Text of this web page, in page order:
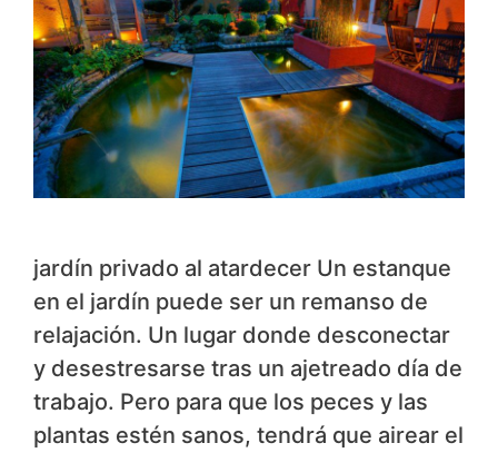
jardín privado al atardecer Un estanque
en el jardín puede ser un remanso de
relajación. Un lugar donde desconectar
y desestresarse tras un ajetreado día de
trabajo. Pero para que los peces y las
plantas estén sanos, tendrá que airear el